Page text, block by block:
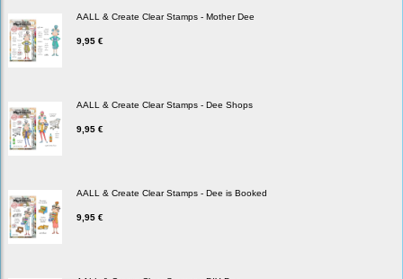
AALL & Create Clear Stamps - Mother Dee
9,95 €
AALL & Create Clear Stamps - Dee Shops
9,95 €
AALL & Create Clear Stamps - Dee is Booked
9,95 €